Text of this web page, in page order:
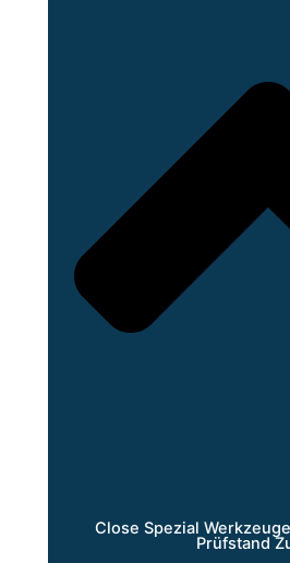
Close Spezial
Prüfstand